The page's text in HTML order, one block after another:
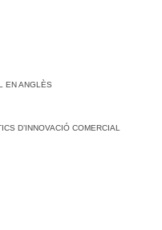
EN ANGLÈS
D’INNOVACIÓ COMERCIAL